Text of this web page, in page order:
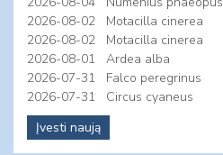
2026-08-02
Motacilla cinerea
2026-08-02
Motacilla cinerea
2026-08-01
Ardea alba
2026-07-31
Falco peregrinus
2026-07-31
Circus cyaneus
Įvesti naują